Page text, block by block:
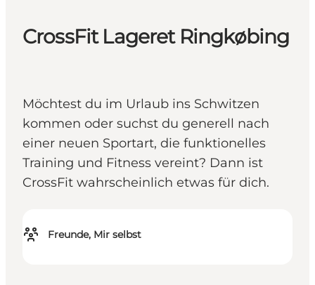
CrossFit Lageret Ringkøbing
Möchtest du im Urlaub ins Schwitzen
kommen oder suchst du generell nach
einer neuen Sportart, die funktionelles
Training und Fitness vereint? Dann ist
CrossFit wahrscheinlich etwas für dich.
Freunde, Mir selbst